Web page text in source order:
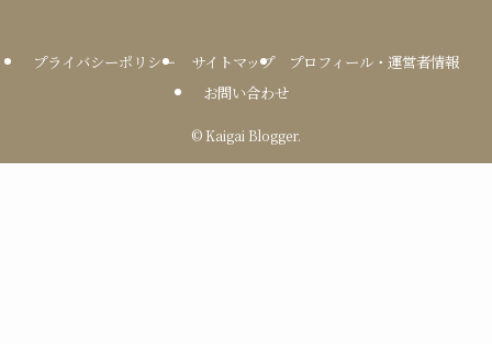
プライバシーポリシー サイトマップ
プロフィール・運営者情報
お問い合わせ
© Kaigai Blogger.